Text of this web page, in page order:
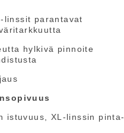
linssit parantavat
hylkivä pinnoite
istuvuus, XL-linssin pinta-